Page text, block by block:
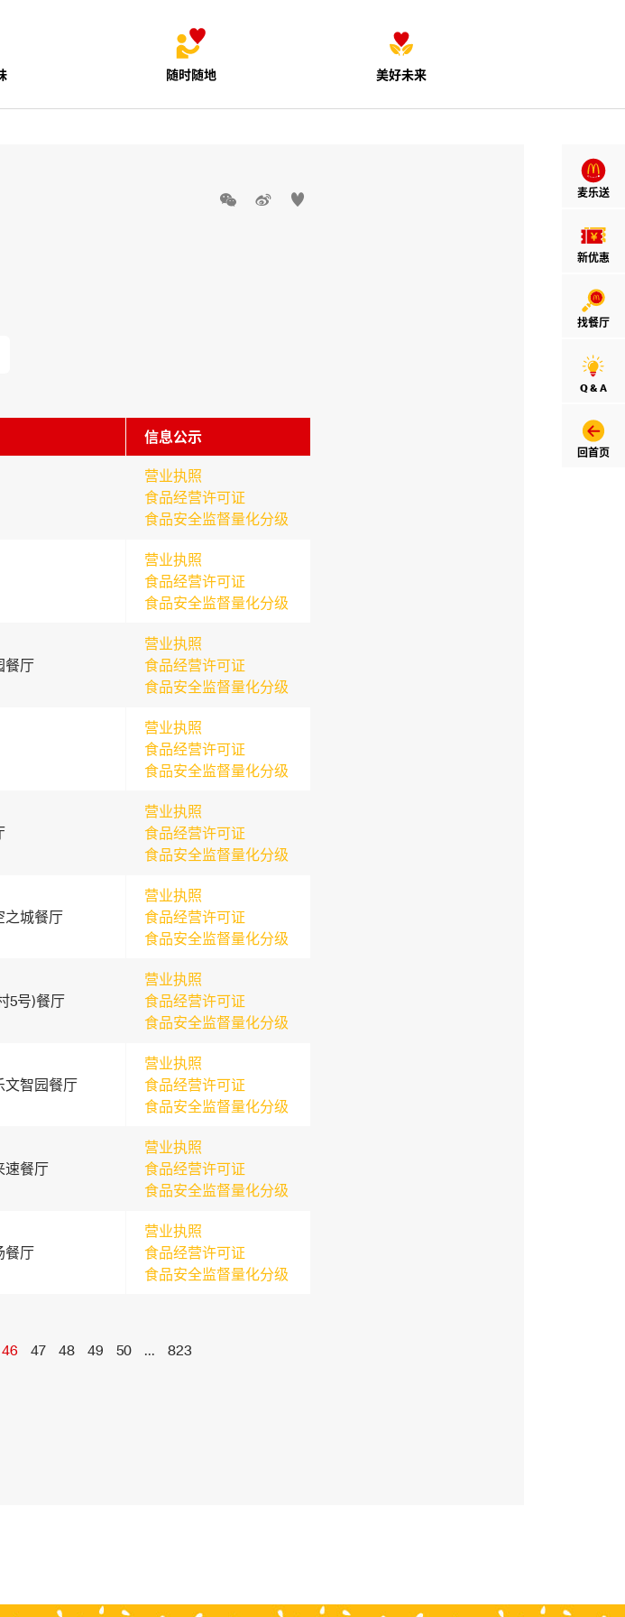
随时随地 美好未来
麦乐送
新优惠
找餐厅
Q & A
回首页
  
信息公示
营业执照
食品经营许可证
食品安全监督量化分级
营业执照
食品经营许可证
食品安全监督量化分级
餐厅
营业执照
食品经营许可证
食品安全监督量化分级
营业执照
食品经营许可证
食品安全监督量化分级
营业执照
食品经营许可证
食品安全监督量化分级
之城餐厅
营业执照
食品经营许可证
食品安全监督量化分级
5号)餐厅
营业执照
食品经营许可证
食品安全监督量化分级
文智园餐厅
营业执照
食品经营许可证
食品安全监督量化分级
速餐厅
营业执照
食品经营许可证
食品安全监督量化分级
餐厅
营业执照
食品经营许可证
食品安全监督量化分级
46 47 48 49 50 ... 823